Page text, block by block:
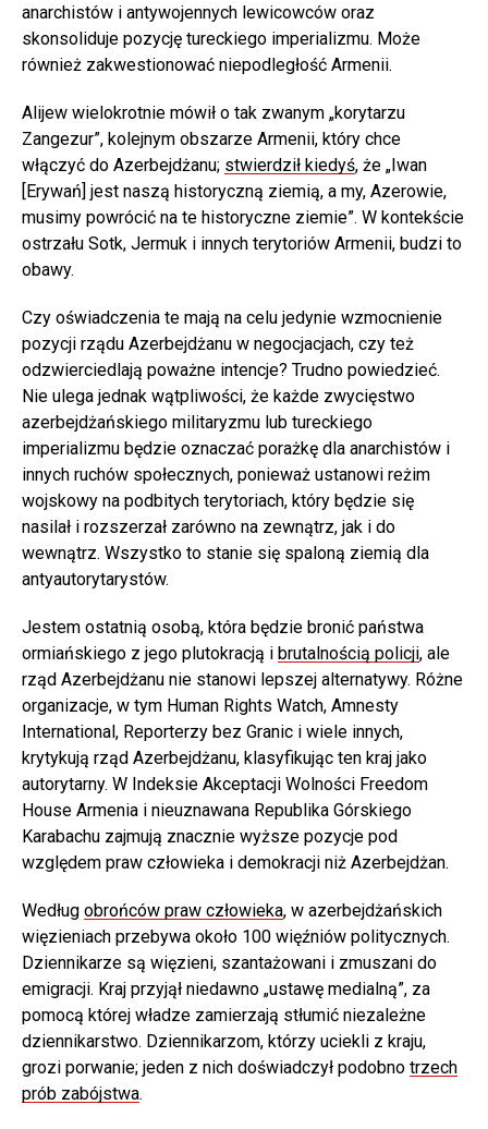
anarchistów i antywojennych lewicowców oraz
skonsoliduje pozycję tureckiego imperializmu. Może
również zakwestionować niepodległość Armenii.
Alijew wielokrotnie mówił o tak zwanym „korytarzu
Zangezur”, kolejnym obszarze Armenii, który chce
włączyć do Azerbejdżanu; stwierdził kiedyś, że „Iwan
[Erywań] jest naszą historyczną ziemią, a my, Azerowie,
musimy powrócić na te historyczne ziemie”. W kontekście
ostrzału Sotk, Jermuk i innych terytoriów Armenii, budzi to
obawy.
Czy oświadczenia te mają na celu jedynie wzmocnienie
pozycji rządu Azerbejdżanu w negocjacjach, czy też
odzwierciedlają poważne intencje? Trudno powiedzieć.
Nie ulega jednak wątpliwości, że każde zwycięstwo
azerbejdżańskiego militaryzmu lub tureckiego
imperializmu będzie oznaczać porażkę dla anarchistów i
innych ruchów społecznych, ponieważ ustanowi reżim
wojskowy na podbitych terytoriach, który będzie się
nasilał i rozszerzał zarówno na zewnątrz, jak i do
wewnątrz. Wszystko to stanie się spaloną ziemią dla
antyautorytarystów.
Jestem ostatnią osobą, która będzie bronić państwa
ormiańskiego z jego plutokracją i brutalnością policji, ale
rząd Azerbejdżanu nie stanowi lepszej alternatywy. Różne
organizacje, w tym Human Rights Watch, Amnesty
International, Reporterzy bez Granic i wiele innych,
krytykują rząd Azerbejdżanu, klasyfikując ten kraj jako
autorytarny. W Indeksie Akceptacji Wolności Freedom
House Armenia i nieuznawana Republika Górskiego
Karabachu zajmują znacznie wyższe pozycje pod
względem praw człowieka i demokracji niż Azerbejdżan.
Według obrońców praw człowieka, w azerbejdżańskich
więzieniach przebywa około 100 więźniów politycznych.
Dziennikarze są więzieni, szantażowani i zmuszani do
emigracji. Kraj przyjął niedawno „ustawę medialną”, za
pomocą której władze zamierzają stłumić niezależne
dziennikarstwo. Dziennikarzom, którzy uciekli z kraju,
grozi porwanie; jeden z nich doświadczył podobno trzech
prób zabójstwa.